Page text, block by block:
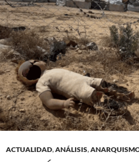
ACTUALIDAD,ANÁLISIS,